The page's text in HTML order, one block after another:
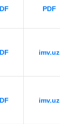
PDF
imv.uz
imv.uz